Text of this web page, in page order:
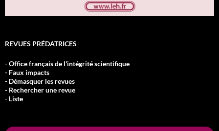
REVUES PRÉDATRICES
- Office français de l'intégrité scientifique
- Faux impacts
- Démasquer les revues
- Rechercher une revue
- Liste